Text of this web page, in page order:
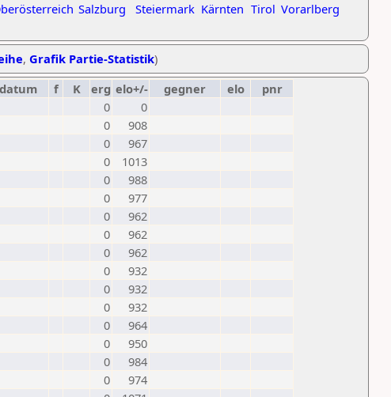
Salzburg Steiermark Kärnten Tirol Vorarlberg
, Grafik Partie-Statistik)
datum f K erg elo+/- gegner elo
pnr
0
0
0
908
0
967
0
1013
0
988
0
977
0
962
0
962
0
962
0
932
0
932
0
932
0
964
0
950
0
984
0
974